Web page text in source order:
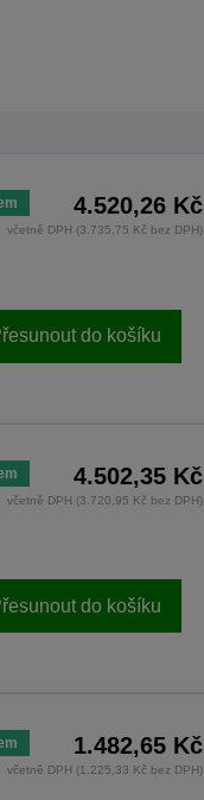
4.520,26 Kč
včetně DPH (3.735,75 Kč bez DPH)
do košíku
4.502,35 Kč
včetně DPH (3.720,95 Kč bez DPH)
do košíku
1.482,65 Kč
včetně DPH (1.225,33 Kč bez DPH)